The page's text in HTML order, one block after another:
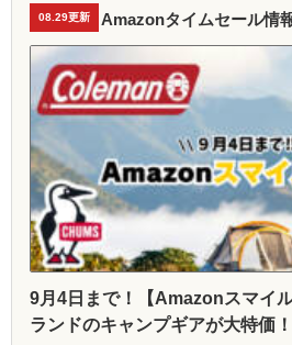
08.29更新 Amazonタイムセール情
9月4日まで！【Amazonスマイ
ランドのキャンプギアが大特価！